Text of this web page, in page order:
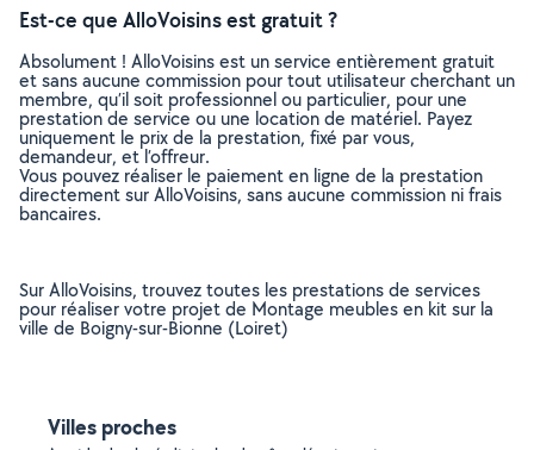
Est-ce que AlloVoisins est gratuit ?
Absolument ! AlloVoisins est un service entièrement gratuit
et sans aucune commission pour tout utilisateur cherchant un
membre, qu’il soit professionnel ou particulier, pour une
prestation de service ou une location de matériel. Payez
uniquement le prix de la prestation, fixé par vous,
demandeur, et l’offreur.
Vous pouvez réaliser le paiement en ligne de la prestation
directement sur AlloVoisins, sans aucune commission ni frais
bancaires.
Sur AlloVoisins, trouvez toutes les prestations de services
pour réaliser votre projet de Montage meubles en kit sur la
ville de Boigny-sur-Bionne (Loiret)
Villes proches